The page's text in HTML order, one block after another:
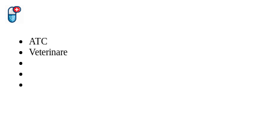
ATC
Veterinare